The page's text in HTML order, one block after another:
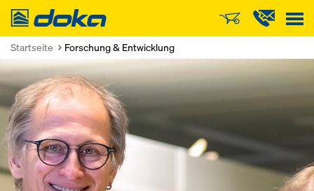
Doka
Startseite Forschung & Entwicklung